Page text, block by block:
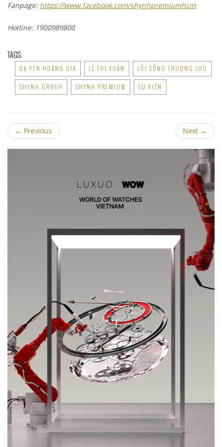
Fanpage: https://www.facebook.com/shynhpremiumhcm
Hotline: 1900989800
TAGS:
DẠ YẾN HOÀNG GIA LÊ THỊ XUÂN LỐI SỐNG THƯỢNG LƯU
SHYNH GROUP SHYNH PREMIUM SỰ KIỆN
← Previous Next →